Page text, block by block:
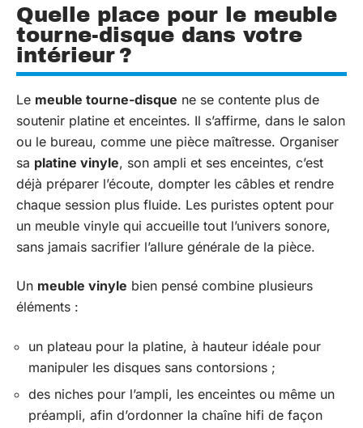
Quelle place pour le meuble
tourne-disque dans votre
intérieur ?
Le meuble tourne-disque ne se contente plus de
soutenir platine et enceintes. Il s’affirme, dans le salon
ou le bureau, comme une pièce maîtresse. Organiser
sa platine vinyle, son ampli et ses enceintes, c’est
déjà préparer l’écoute, dompter les câbles et rendre
chaque session plus fluide. Les puristes optent pour
un meuble vinyle qui accueille tout l’univers sonore,
sans jamais sacrifier l’allure générale de la pièce.
Un meuble vinyle bien pensé combine plusieurs
éléments :
un plateau pour la platine, à hauteur idéale pour
manipuler les disques sans contorsions ;
des niches pour l’ampli, les enceintes ou même un
préampli, afin d’ordonner la chaîne hifi de façon